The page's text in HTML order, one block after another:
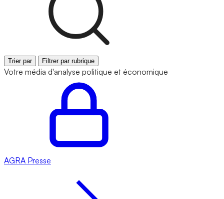
Trier par Filtrer par rubrique
Votre média d'analyse politique et économique
AGRA Presse